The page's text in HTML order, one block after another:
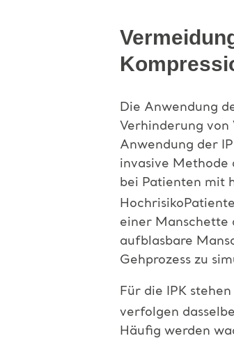
Die Anwendung
Verhinderung
Anwendung der
invasive Methode
bei Patienten mit
einer Manschette
aufblasbare
Gehprozess zu
Für die IPK
verfolgen
Häufig werden